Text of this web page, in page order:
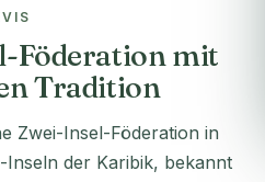
Föderation mit
Tradition
Zwei-Insel-Föderation in
der Karibik, bekannt